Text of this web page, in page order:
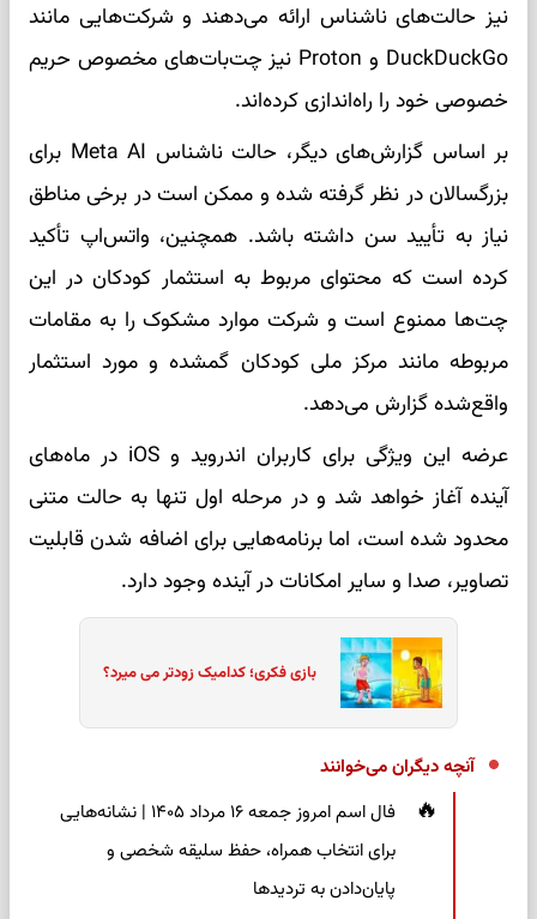
نیز حالت‌های ناشناس ارائه می‌دهند و شرکت‌هایی مانند
DuckDuckGo و Proton نیز چت‌بات‌های مخصوص حریم
خصوصی خود را راه‌اندازی کرده‌اند.
بر اساس گزارش‌های دیگر، حالت ناشناس Meta AI برای
بزرگسالان در نظر گرفته شده و ممکن است در برخی مناطق
نیاز به تأیید سن داشته باشد. همچنین، واتس‌اپ تأکید
کرده است که محتوای مربوط به استثمار کودکان در این
چت‌ها ممنوع است و شرکت موارد مشکوک را به مقامات
مربوطه مانند مرکز ملی کودکان گمشده و مورد استثمار
واقع‌شده گزارش می‌دهد.
عرضه این ویژگی برای کاربران اندروید و iOS در ماه‌های
آینده آغاز خواهد شد و در مرحله اول تنها به حالت متنی
محدود شده است، اما برنامه‌هایی برای اضافه شدن قابلیت
تصاویر، صدا و سایر امکانات در آینده وجود دارد.
بازی فکری؛ کدامیک زودتر می میرد؟
آنچه دیگران می‌خوانند
فال اسم امروز جمعه ۱۶ مرداد ۱۴۰۵ | نشانه‌هایی
برای انتخاب همراه، حفظ سلیقه شخصی و
پایان‌دادن به تردیدها